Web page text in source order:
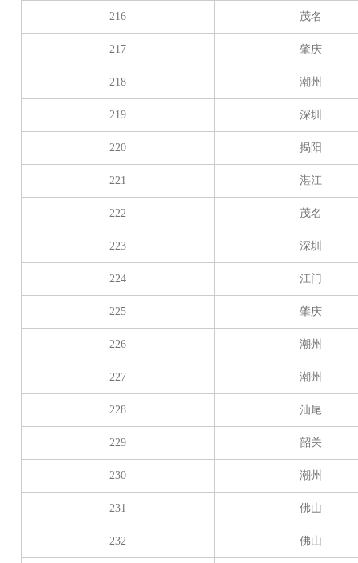
216 茂名
217 肇庆
218 潮州
219 深圳
220 揭阳
221 湛江
222 茂名
223 深圳
224 江门
225 肇庆
226 潮州
227 潮州
228 汕尾
229 韶关
230 潮州
231 佛山
232 佛山